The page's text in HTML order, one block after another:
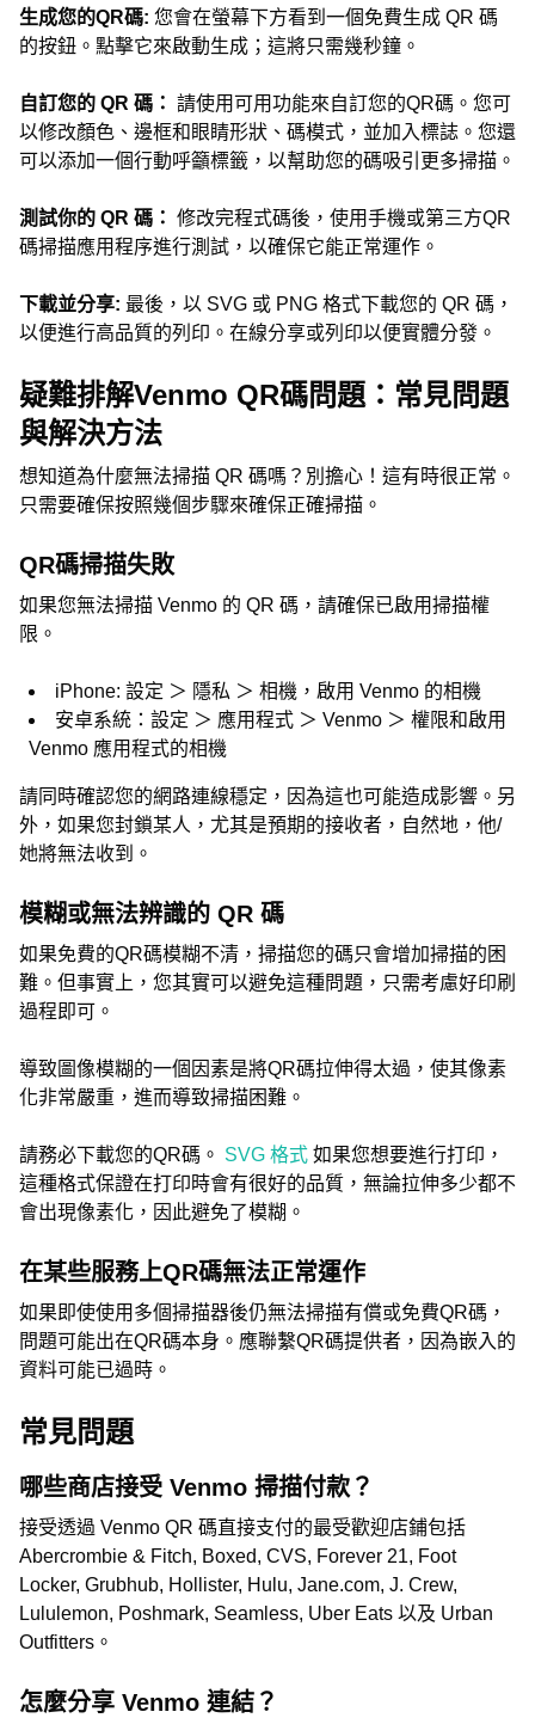
生成您的QR碼: 您會在螢幕下方看到一個免費生成 QR 碼
的按鈕。點擊它來啟動生成；這將只需幾秒鐘。
自訂您的 QR 碼： 請使用可用功能來自訂您的QR碼。您可
以修改顏色、邊框和眼睛形狀、碼模式，並加入標誌。您還
可以添加一個行動呼籲標籤，以幫助您的碼吸引更多掃描。
測試你的 QR 碼： 修改完程式碼後，使用手機或第三方QR
碼掃描應用程序進行測試，以確保它能正常運作。
下載並分享: 最後，以 SVG 或 PNG 格式下載您的 QR 碼，
以便進行高品質的列印。在線分享或列印以便實體分發。
疑難排解Venmo QR碼問題：常見問題
與解決方法
想知道為什麼無法掃描 QR 碼嗎？別擔心！這有時很正常。
只需要確保按照幾個步驟來確保正確掃描。
QR碼掃描失敗
如果您無法掃描 Venmo 的 QR 碼，請確保已啟用掃描權
限。
iPhone: 設定 ＞ 隱私 ＞ 相機，啟用 Venmo 的相機
安卓系統：設定 ＞ 應用程式 ＞ Venmo ＞ 權限和啟用
Venmo 應用程式的相機
請同時確認您的網路連線穩定，因為這也可能造成影響。另
外，如果您封鎖某人，尤其是預期的接收者，自然地，他/
她將無法收到。
模糊或無法辨識的 QR 碼
如果免費的QR碼模糊不清，掃描您的碼只會增加掃描的困
難。但事實上，您其實可以避免這種問題，只需考慮好印刷
過程即可。
導致圖像模糊的一個因素是將QR碼拉伸得太過，使其像素
化非常嚴重，進而導致掃描困難。
請務必下載您的QR碼。 SVG 格式 如果您想要進行打印，
這種格式保證在打印時會有很好的品質，無論拉伸多少都不
會出現像素化，因此避免了模糊。
在某些服務上QR碼無法正常運作
如果即使使用多個掃描器後仍無法掃描有償或免費QR碼，
問題可能出在QR碼本身。應聯繫QR碼提供者，因為嵌入的
資料可能已過時。
常見問題
哪些商店接受 Venmo 掃描付款？
接受透過 Venmo QR 碼直接支付的最受歡迎店鋪包括
Abercrombie & Fitch, Boxed, CVS, Forever 21, Foot
Locker, Grubhub, Hollister, Hulu, Jane.com, J. Crew,
Lululemon, Poshmark, Seamless, Uber Eats 以及 Urban
Outfitters。
怎麼分享 Venmo 連結？